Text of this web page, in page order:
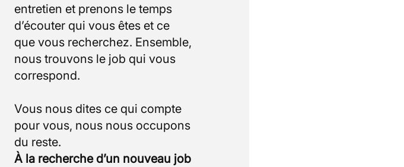
entretien et prenons le temps
d’écouter qui vous êtes et ce
que vous recherchez. Ensemble,
nous trouvons le job qui vous
correspond.
Vous nous dites ce qui compte
pour vous, nous nous occupons
À la recherche d’un nouveau job